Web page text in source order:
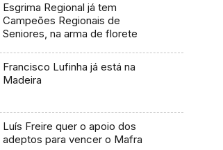
Esgrima Regional já tem
Campeões Regionais de
Seniores, na arma de florete
Francisco Lufinha já está na
Madeira
Luís Freire quer o apoio dos
adeptos para vencer o Mafra